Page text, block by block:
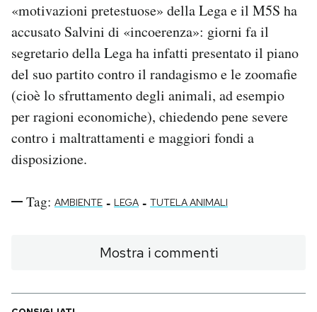
«motivazioni pretestuose» della Lega e il M5S ha
accusato Salvini di «incoerenza»: giorni fa il
segretario della Lega ha infatti presentato il piano
del suo partito contro il randagismo e le zoomafie
(cioè lo sfruttamento degli animali, ad esempio
per ragioni economiche), chiedendo pene severe
contro i maltrattamenti e maggiori fondi a
disposizione.
Tag: AMBIENTE - LEGA - TUTELA ANIMALI
Mostra i commenti